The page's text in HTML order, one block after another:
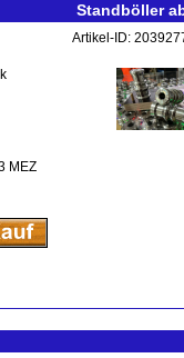
Standböller
Artikel-ID:
MEZ